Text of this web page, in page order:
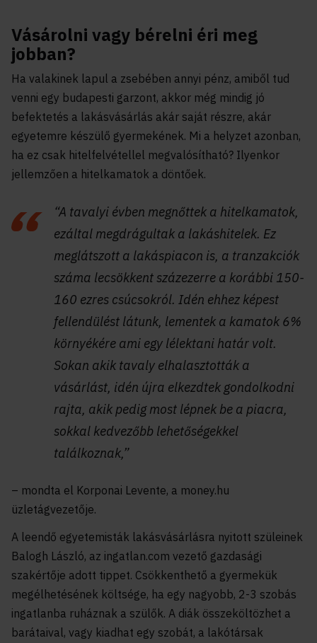
Vásárolni vagy bérelni éri meg
jobban?
Ha valakinek lapul a zsebében annyi pénz, amiből tud
venni egy budapesti garzont, akkor még mindig jó
befektetés a lakásvásárlás akár saját részre, akár
egyetemre készülő gyermekének. Mi a helyzet azonban,
ha ez csak hitelfelvétellel megvalósítható? Ilyenkor
jellemzően a hitelkamatok a döntőek.
“A tavalyi évben megnőttek a hitelkamatok,
ezáltal megdrágultak a lakáshitelek. Ez
meglátszott a lakáspiacon is, a tranzakciók
száma lecsökkent százezerre a korábbi 150-
160 ezres csúcsokról. Idén ehhez képest
fellendülést látunk, lementek a kamatok 6%
környékére ami egy lélektani határ volt.
Sokan akik tavaly elhalasztották a
vásárlást, idén újra elkezdtek gondolkodni
rajta, akik pedig most lépnek be a piacra,
sokkal kedvezőbb lehetőségekkel
találkoznak,”
– mondta el Korponai Levente, a money.hu
üzletágvezetője.
A leendő egyetemisták lakásvásárlásra nyitott szüleinek
Balogh László, az ingatlan.com vezető gazdasági
szakértője adott tippet. Csökkenthető a gyermekük
megélhetésének költsége, ha egy nagyobb, 2-3 szobás
ingatlanba ruháznak a szülők. A diák összeköltözhet a
barátaival, vagy kiadhat egy szobát, a lakótársak